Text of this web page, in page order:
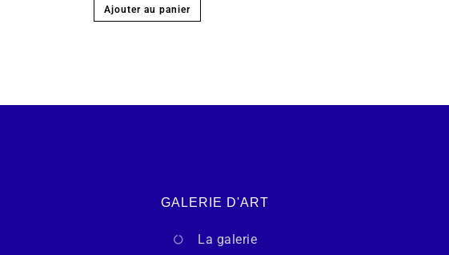
Ajouter au panier
GALERIE D'ART
La galerie